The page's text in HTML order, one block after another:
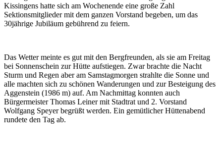
Kissingens hatte sich am Wochenende eine große Zahl
Sektionsmitglieder mit dem ganzen Vorstand begeben, um das
30jährige Jubiläum gebührend zu feiern.
Das Wetter meinte es gut mit den Bergfreunden, als sie am Freitag
bei Sonnenschein zur Hütte aufstiegen. Zwar brachte die Nacht
Sturm und Regen aber am Samstagmorgen strahlte die Sonne und
alle machten sich zu schönen Wanderungen und zur Besteigung des
Aggenstein (1986 m) auf. Am Nachmittag konnten auch
Bürgermeister Thomas Leiner mit Stadtrat und 2. Vorstand
Wolfgang Speyer begrüßt werden. Ein gemütlicher Hüttenabend
rundete den Tag ab.